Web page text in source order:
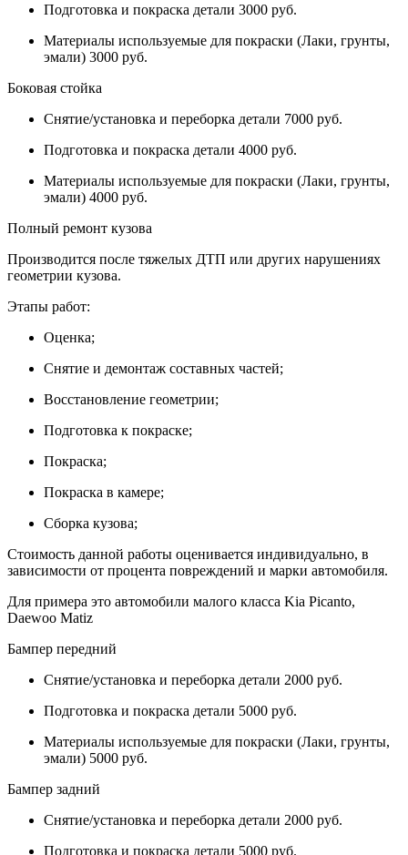
Подготовка и покраска детали 3000 руб.
Материалы используемые для покраски (Лаки, грунты,
эмали) 3000 руб.
Боковая стойка
Снятие/установка и переборка детали 7000 руб.
Подготовка и покраска детали 4000 руб.
Материалы используемые для покраски (Лаки, грунты,
эмали) 4000 руб.
Полный ремонт кузова
Производится после тяжелых ДТП или других нарушениях
геометрии кузова.
Этапы работ:
Оценка;
Снятие и демонтаж составных частей;
Восстановление геометрии;
Подготовка к покраске;
Покраска;
Покраска в камере;
Сборка кузова;
Стоимость данной работы оценивается индивидуально, в
зависимости от процента повреждений и марки автомобиля.
Для примера это автомобили малого класса Kia Picanto,
Daewoo Matiz
Бампер передний
Снятие/установка и переборка детали 2000 руб.
Подготовка и покраска детали 5000 руб.
Материалы используемые для покраски (Лаки, грунты,
эмали) 5000 руб.
Бампер задний
Снятие/установка и переборка детали 2000 руб.
Подготовка и покраска детали 5000 руб.